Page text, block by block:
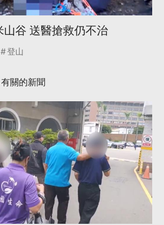
谷 送醫搶救仍不治
登山
關的新聞